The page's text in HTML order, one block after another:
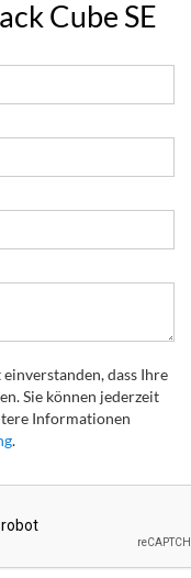
Cube SE
dass Ihre
Sie können jederzeit
Informationen
.